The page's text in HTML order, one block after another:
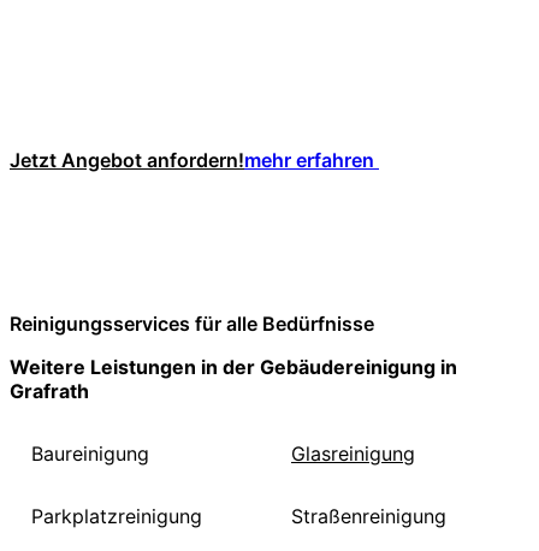
Jetzt Angebot anfordern!mehr erfahren
Reinigungsservices für alle Bedürfnisse
Weitere Leistungen in der Gebäudereinigung in
Grafrath
Baureinigung Glasreinigung
Parkplatzreinigung Straßenreinigung